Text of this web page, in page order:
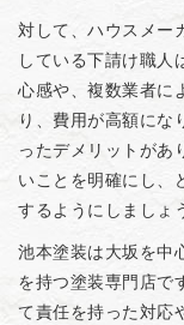
対して、ハウスメー
している下請け職人
心感や、複数業者に
り、費用が高額にな
ったデメリットがあ
いことを明確にし、
するようにしましょ
池本塗装は大坂を中
を持つ塗装専門店で
て責任を持った対応